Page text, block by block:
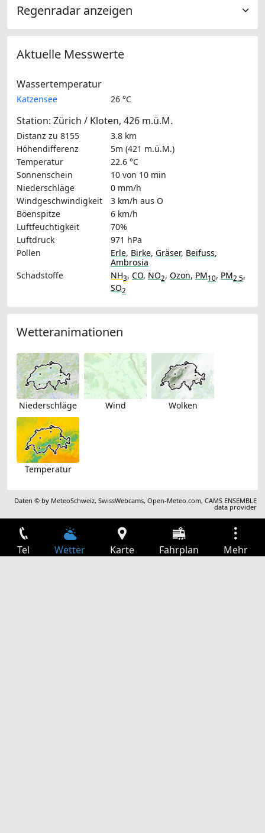
Regenradar anzeigen
Aktuelle Messwerte
Wassertemperatur
Katzensee 26 °C
Station: Zürich / Kloten, 426 m.ü.M.
Distanz zu 8155
3.8 km
Höhendifferenz
5m (421 m.ü.M.)
Temperatur
22.6 °C
Sonnenschein
10 von 10 min
Niederschläge
0 mm/h
Windgeschwindigkeit
3 km/h aus O
Böenspitze
6 km/h
Luftfeuchtigkeit
70%
Luftdruck
971 hPa
Pollen
Erle, Birke, Gräser, Beifuss,
Ambrosia
Schadstoffe
NH3, CO, NO2, Ozon, PM10, PM2.5,
SO2
Wetteranimationen
Niederschläge Wind Wolken
Temperatur
Daten © by MeteoSchweiz,SwissWebcams,Open-Meteo.com,CAMS ENSEMBLE
data provider
Tel Wetter Karte Fahrplan Mehr